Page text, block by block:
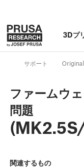
3Dプ
サポート
ファームウ
問題
関連するもの